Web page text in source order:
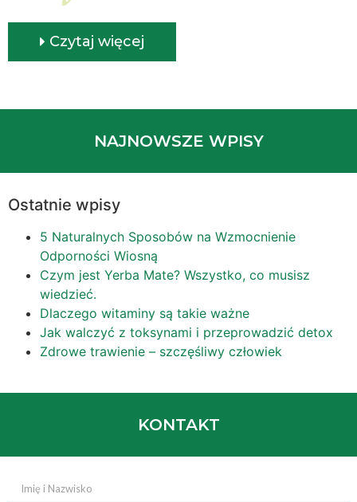
Czytaj więcej
NAJNOWSZE WPISY
Ostatnie wpisy
5 Naturalnych Sposobów na Wzmocnienie
Odporności Wiosną
Czym jest Yerba Mate? Wszystko, co musisz
wiedzieć.
Dlaczego witaminy są takie ważne
Jak walczyć z toksynami i przeprowadzić detox
Zdrowe trawienie – szczęśliwy człowiek
KONTAKT